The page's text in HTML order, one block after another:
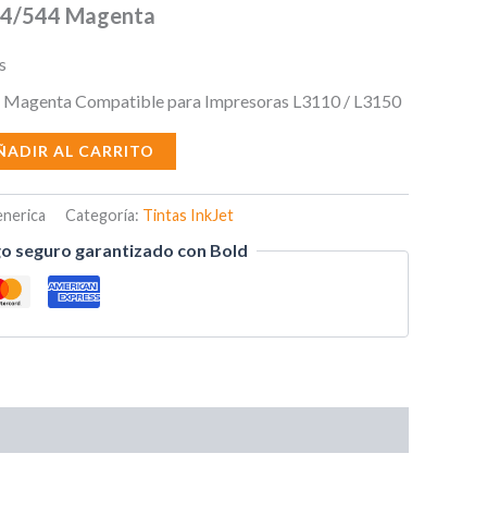
544 Magenta
Compatible para Impresoras L3110 / L3150
AL CARRITO
Categoría: Tintas InkJet
seguro garantizado con Bold